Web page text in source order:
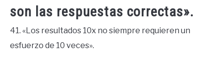
son las respuestas correctas».
41. «Los resultados 10x no siempre requieren un
esfuerzo de 10 veces».